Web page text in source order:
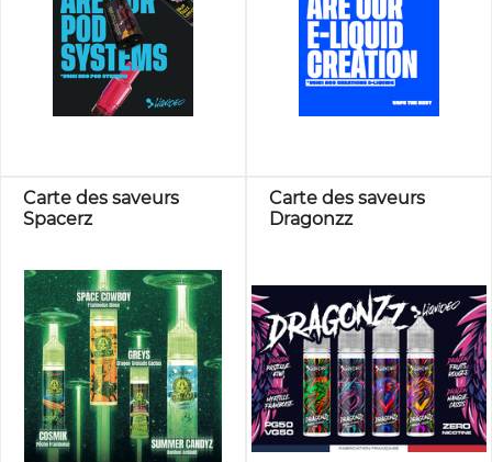
Carte des saveurs
Spacerz
Carte des saveurs
Dragonzz